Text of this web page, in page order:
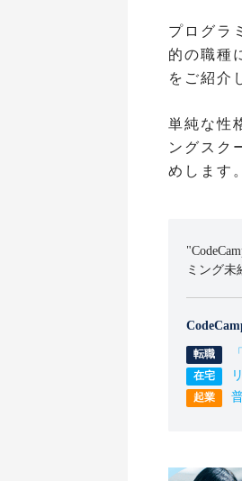
プログラ
的の職種
をご紹介
単純な性
ングスク
めします。
ミング未